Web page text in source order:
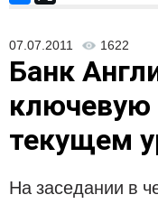
07.07.2011 1622
Банк
ключевую
текущем
На заседании в